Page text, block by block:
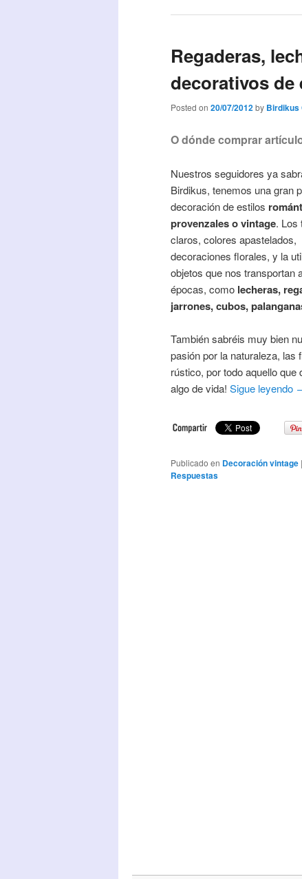
Regaderas,
decorativos
Posted on 20/07/2012by Birdikus
O dónde comprar
Nuestros seguidores ya
Birdikus, tenemos una gran
decoración de estilos
provenzales o vintage. Los
claros, colores apastelados,
decoraciones florales, y la
objetos que nos transportan
épocas, como lecheras,
jarrones, cubos,
También sabréis muy bien
pasión por la naturaleza, las
rústico, por todo aquello que
algo de vida! Sigue leyendo
Publicado en Decoración vintage |
Respuestas